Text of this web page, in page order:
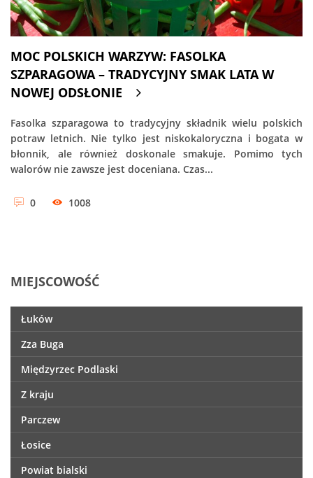
MOC POLSKICH WARZYW: FASOLKA
SZPARAGOWA – TRADYCYJNY SMAK LATA W
NOWEJ ODSŁONIE
Fasolka szparagowa to tradycyjny składnik wielu polskich
potraw letnich. Nie tylko jest niskokaloryczna i bogata w
błonnik, ale również doskonale smakuje. Pomimo tych
walorów nie zawsze jest doceniana. Czas...
0 1008
MIEJSCOWOŚĆ
Łuków
Zza Buga
Międzyrzec Podlaski
Z kraju
Parczew
Łosice
Powiat bialski